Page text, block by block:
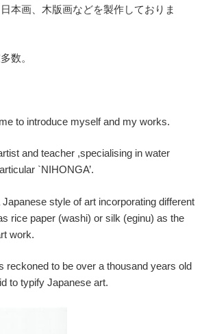
本画、木版画などを製作しておりま
数。
to introduce myself and my works.
and teacher ,specialising in water
`NIHONGA’.
Japanese style of art incorporating different
rice paper (washi) or silk (eginu) as the
work.
reckoned to be over a thousand years old
to typify Japanese art.